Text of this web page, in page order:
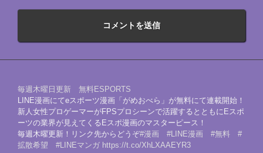
毎週木曜日更新 無料ESPORTS
LINE漫画にてeスポーツ漫画「がめおべら」が無料にて連載開始！
新人女性プロゲーマーがFPSプロシーンで活躍するとともにEスポ
ーツの業界が見えてくるEスポ漫画のマスターピース！
毎週木曜更新！リンク先からどうぞ#漫画 #LINE漫画 #無料
#
拡散希望
#LINEマンガ https://t.co/XhLXAAEYR3